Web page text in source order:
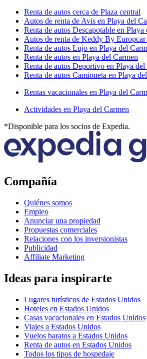
Renta de autos cerca de Plaza central
Autos de renta de Avis en Playa del
Renta de autos Descapotable en Playa
Autos de renta de Keddy By Europcar
Renta de autos Lujo en Playa del
Renta de autos en Playa del Carmen
Renta de autos Deportivo en Playa del
Renta de autos Camioneta en Playa
Rentas vacacionales en Playa del
Actividades en Playa del Carmen
*Disponible para los socios de Expedia.
Compañía
Quiénes somos
Empleo
Anunciar una propiedad
Propuestas comerciales
Relaciones con los inversionistas
Publicidad
Affiliate Marketing
Ideas para inspirarte
Lugares turísticos de Estados Unidos
Hoteles en Estados Unidos
Casas vacacionales en Estados Unidos
Viajes a Estados Unidos
Vuelos baratos a Estados Unidos
Renta de autos en Estados Unidos
Todos los tipos de hospedaje